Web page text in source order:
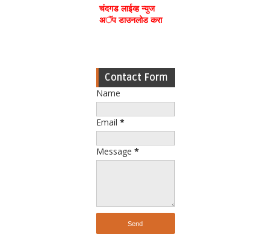
चंदगड लाईव्ह न्युज
अॅप डाउनलोड करा
Contact Form
Name
Email *
Message *